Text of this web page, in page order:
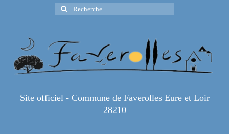
Rechercher
:
Site officiel - Commune de Faverolles Eure et Loir
28210